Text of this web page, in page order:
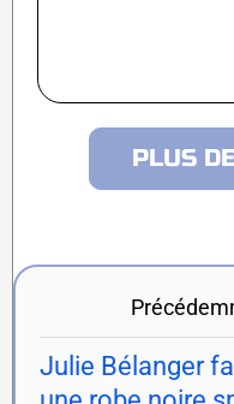
PLUS
Julie Bélanger